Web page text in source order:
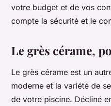
votre budget et de vos
compte la sécurité et le
Le grès cérame,
Le grès cérame est un
moderne et la variété de
de votre piscine. Décliné